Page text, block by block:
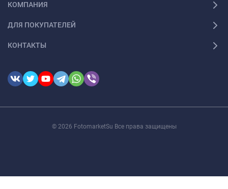
КОМПАНИЯ
ДЛЯ ПОКУПАТЕЛЕЙ
КОНТАКТЫ
© 2026 FotomarketSu Все права защищены